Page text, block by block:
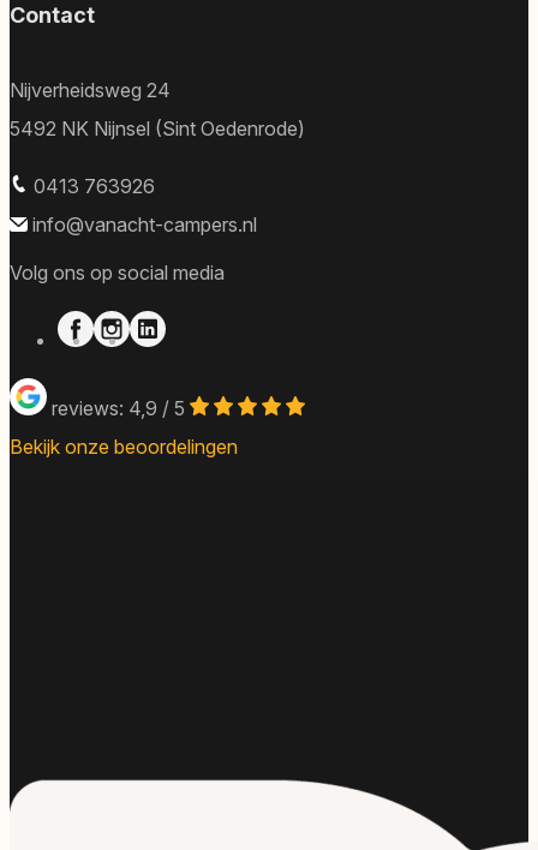
Contact
Nijverheidsweg 24
5492 NK Nijnsel (Sint Oedenrode)
0413 763926
info@vanacht-campers.nl
Volg ons op social media
reviews: 4,9 / 5
Bekijk onze beoordelingen